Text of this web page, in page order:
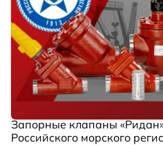
Запорные клапаны
Российского морского